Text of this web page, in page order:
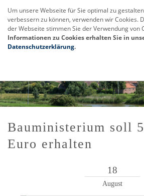
Bauministerium soll
Euro erhalten
18
August
Um unsere Webseite für Sie optimal zu
verbessern zu können, verwenden wir Cookies.
der Webseite stimmen Sie der Verwendung von
Informationen zu Cookies erhalten Sie in
Datenschutzerklärung.